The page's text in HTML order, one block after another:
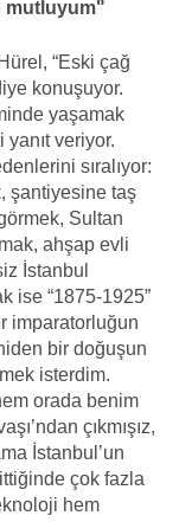
mutluyum"
“Eski çağ
konuşuyor.
yaşamak
veriyor.
sıralıyor:
şantiyesine taş
Sultan
ahşap evli
İstanbul
ise “1875-1925”
imparatorluğun
bir doğuşun
isterdim.
orada benim
çıkmışız,
İstanbul’un
çok fazla
hem